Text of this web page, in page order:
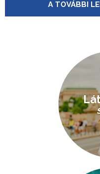
A TOVÁBBI